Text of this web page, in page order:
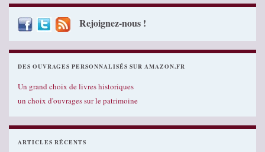
Rejoignez-nous !
DES OUVRAGES PERSONNALISÉS SUR AMAZON.FR
Un grand choix de livres historiques
un choix d'ouvrages sur le patrimoine
ARTICLES RÉCENTS